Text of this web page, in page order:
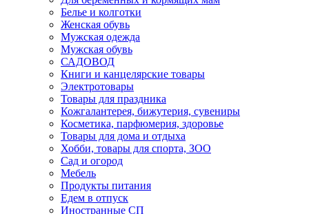
Белье и колготки
Женская обувь
Мужская одежда
Мужская обувь
САДОВОД
Книги и канцелярские товары
Электротовары
Товары для праздника
Кожгалантерея, бижутерия, сувениры
Косметика, парфюмерия, здоровье
Товары для дома и отдыха
Хобби, товары для спорта, ЗОО
Сад и огород
Мебель
Продукты питания
Едем в отпуск
Иностранные СП